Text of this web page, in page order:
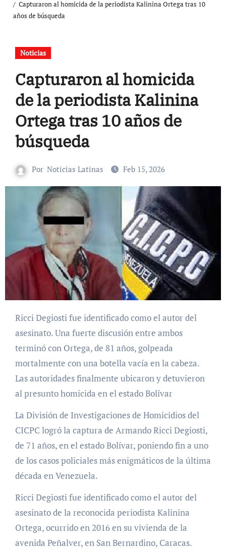
Capturaron al homicida de la periodista Kalinina Ortega tras 10
años de búsqueda
Noticias
Capturaron al homicida
de la periodista Kalinina
Ortega tras 10 años de
búsqueda
Por Noticias Latinas Feb 15, 2026
Ricci Degiosti fue identificado como el autor del
asesinato. Una fuerte discusión entre ambos
terminó con Ortega, de 81 años, golpeada
mortalmente con una botella vacía en la cabeza.
Las autoridades finalmente ubicaron y detuvieron
al presunto homicida en el estado Bolívar
La División de Investigaciones de Homicidios del
CICPC logró la captura de Armando Ricci Degiosti,
de 71 años, en el estado Bolívar, poniendo fin a uno
de los casos policiales más enigmáticos de la última
década en Venezuela.
Ricci Degiosti fue identificado como el autor del
asesinato de la reconocida periodista Kalinina
Ortega, ocurrido en 2016 en su vivienda de la
avenida Peñalver, en San Bernardino, Caracas.